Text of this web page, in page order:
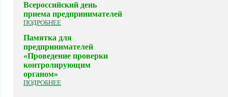
Всероссийский день
приема предпринимателей
ПОДРОБНЕЕ
Памятка для
предпринимателей
«Проведение проверки
контролирующим
органом»
ПОДРОБНЕЕ